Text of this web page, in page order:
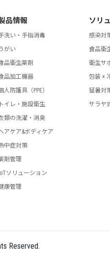
演会（平成22年9月24日 東
演会（平成22年6月18日 薬
演会（平成21年9月11日 東
演会（平成20年11月7日 南
演会（平成20年7月18日 大阪
演会（平成19年11月9日 品川
演会（平成19年7月6日 ＫＫ
会（平成17年9月2日 関内ホ
品情報
洗い・手指消毒
がい
品衛生薬剤
品加工機器
人防護具（PPE）
トイレ・施設衛生
類の洗濯・消臭
アケア&ボディケア
中症対策
剤管理
IoTソリューション
康管理
ソリ
感染対
食品衛
衛生サ
包装 ×
猛暑対
サラヤ
Reserved.